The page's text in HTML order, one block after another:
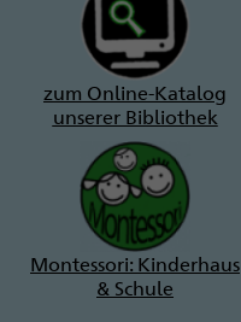
zum Online-Katalog
unserer Bibliothek
Montessori: Kinderhaus
& Schule